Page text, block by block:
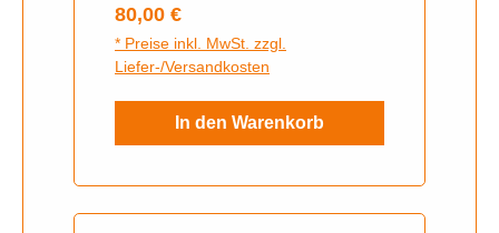
Regulärer Preis:
80,00 €
* Preise inkl. MwSt. zzgl.
Liefer-/Versandkosten
In den Warenkorb